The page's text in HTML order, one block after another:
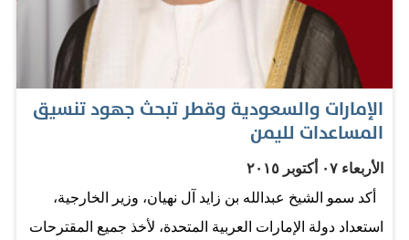
الأموال للخارج، وعن هجرة جماعية للاستثمار الخارجي
البديل، وأن إحدى العواصم الإسلامية الكبرى صارت مزاراً
عاديا لكثير من السعوديين يبحثون عن فرص استثمار
واستقرار كبديل آمن". وكان لابد أن أستعيذ بالله أولا. وقلت
لهم: "قد يكون صحيحا بعض هذه المخاوف، ولابد أن نكون
شجعاناً ونعترف ان هناك مسببات كي نقلق، فالوضع السياسي
مضطرب بالمنطقة، ووصل الأمر بالفلتان النظامي العالمي
في…
الإمارات والسعودية وقطر تبحث جهود تنسيق
المساعدات لليمن
الأربعاء ٠٧ أكتوبر ٢٠١٥
أكد سمو الشيخ عبدالله بن زايد آل نهيان، وزير الخارجية،
استعداد دولة الإمارات العربية المتحدة، لأخذ جميع المقترحات